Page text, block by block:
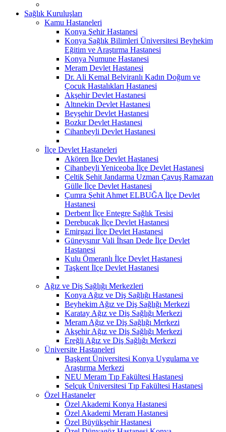
Sağlık Kuruluşları
Kamu Hastaneleri
Konya Şehir Hastanesi
Konya Sağlık Bilimleri Üniversitesi Beyhekim
Eğitim ve Araştırma Hastanesi
Konya Numune Hastanesi
Meram Devlet Hastanesi
Dr. Ali Kemal Belviranlı Kadın Doğum ve
Çocuk Hastalıkları Hastanesi
Akşehir Devlet Hastanesi
Altınekin Devlet Hastanesi
Beyşehir Devlet Hastanesi
Bozkır Devlet Hastanesi
Cihanbeyli Devlet Hastanesi
İlçe Devlet Hastaneleri
Akören İlçe Devlet Hastanesi
Cihanbeyli Yeniceoba İlçe Devlet Hastanesi
Çeltik Şehit Jandarma Uzman Çavuş Ramazan
Gülle İlçe Devlet Hastanesi
Çumra Şehit Ahmet ELBUĞA İlçe Devlet
Hastanesi
Derbent İlçe Entegre Sağlık Tesisi
Derebucak İlçe Devlet Hastanesi
Emirgazi İlçe Devlet Hastanesi
Güneysınır Vali İhsan Dede İlçe Devlet
Hastanesi
Kulu Ömeranlı İlçe Devlet Hastanesi
Taşkent İlçe Devlet Hastanesi
Ağız ve Diş Sağlığı Merkezleri
Konya Ağız ve Diş Sağlığı Hastanesi
Beyhekim Ağız ve Diş Sağlığı Merkezi
Karatay Ağız ve Diş Sağlığı Merkezi
Meram Ağız ve Diş Sağlığı Merkezi
Akşehir Ağız ve Diş Sağlığı Merkezi
Ereğli Ağız ve Diş Sağlığı Merkezi
Üniversite Hastaneleri
Başkent Üniversitesi Konya Uygulama ve
Araştırma Merkezi
NEU Meram Tıp Fakültesi Hastanesi
Selçuk Üniversitesi Tıp Fakültesi Hastanesi
Özel Hastaneler
Özel Akademi Konya Hastanesi
Özel Akademi Meram Hastanesi
Özel Büyükşehir Hastanesi